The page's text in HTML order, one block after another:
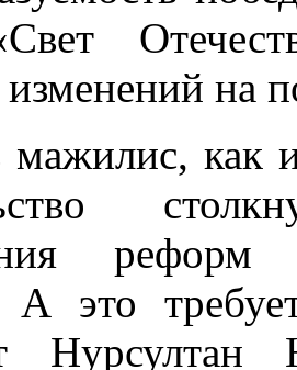
на
как
реформ
А это
Нурсултан